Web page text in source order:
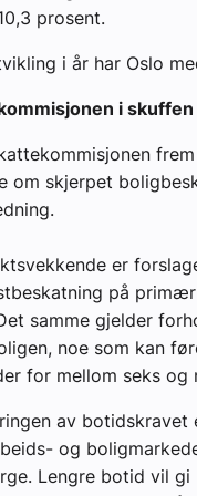
prosent.
i år har Oslo
i skuffen
om skjerpet
er
på
samme gjelder
noe som kan
for mellom seks og
av
og
Lengre botid vil gi